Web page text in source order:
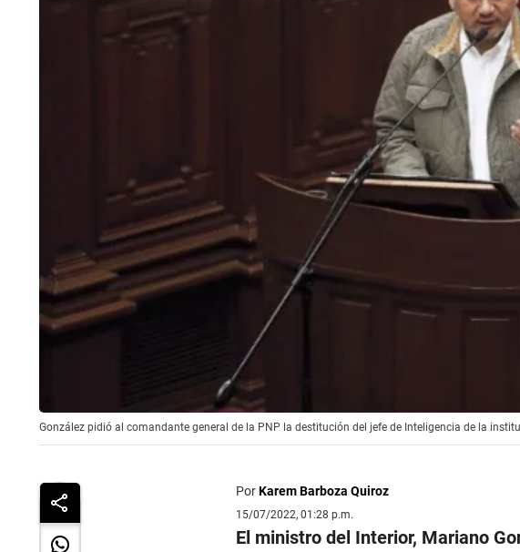
González pidió al comandante general de la PNP la destitución del jefe de Inteligencia de la
PorKarem Barboza Quiroz
15/07/2022, 01:28 p.m.
El ministro del Interior, Mariano